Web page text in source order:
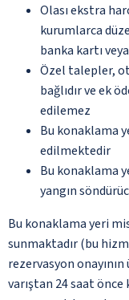
Olası ekstra
kurumlarca
banka kartı
Özel talepler,
bağlıdır ve ek
edilemez
Bu konaklama
edilmektedir
Bu konaklama
yangın
Bu konaklama yeri
sunmaktadır (bu
rezervasyon
varıştan 24 saat